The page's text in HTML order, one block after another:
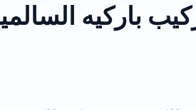
باركيه